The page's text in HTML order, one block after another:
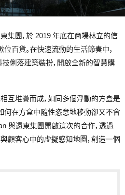
集團，於 2019 年底在商場林立的信
百貨。在快速流動的生活節奏中，
俐落建築裝扮，開啟全新的智慧購
互堆疊而成，如同多個浮動的方盒是
何在方盒中隨性恣意地移動卻又不會
與遠東集團開啟這次的合作，透過
顧客心中的虛擬感知地圖，創造一個